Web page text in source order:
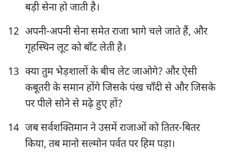
बड़ी सेना हो जाती है।
12 अपनी-अपनी सेना समेत राजा भागे चले जाते हैं, और
गृहस्थिन लूट को बाँट लेती है।
13 क्या तुम भेड़शालों के बीच लेट जाओगे? और ऐसी
कबूतरी के समान होंगे जिसके पंख चाँदी से और जिसके
पर पीले सोने से मढ़े हुए हों?
14 जब सर्वशक्तिमान ने उसमें राजाओं को तितर-बितर
किया, तब मानो सल्मोन पर्वत पर हिम पड़ा।